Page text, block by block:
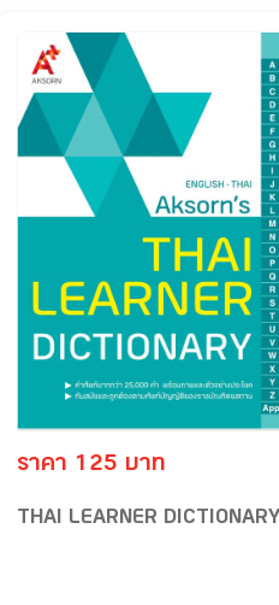
ราคา 125 บาท
THAI LEARNER DICTIONARY